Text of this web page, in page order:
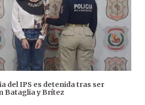
del IPS es detenida tras ser
Bataglia y Brítez